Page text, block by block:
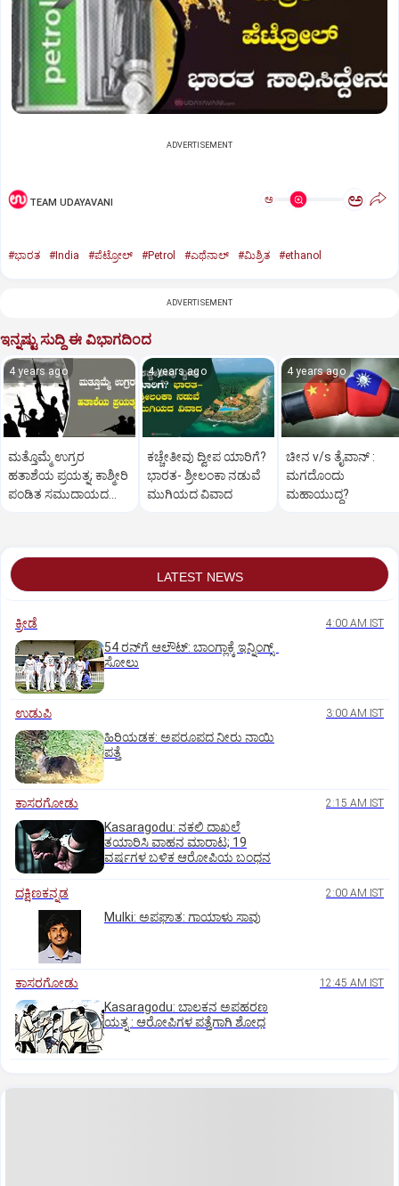
ADVERTISEMENT
TEAM UDAYAVANI ಅ ಅ
#ಭಾರತ #India #ಪೆಟ್ರೋಲ್‌ #Petrol #ಎಥೆನಾಲ್‌ #ಮಿಶ್ರಿತ #ethanol
ADVERTISEMENT
ಇನ್ನಷ್ಟು ಸುದ್ದಿ ಈ ವಿಭಾಗದಿಂದ
4 years ago
ಮತ್ತೊಮ್ಮೆ ಉಗ್ರರ
ಹತಾಶೆಯ ಪ್ರಯತ್ನ; ಕಾಶ್ಮೀರಿ
ಪಂಡಿತ ಸಮುದಾಯದ
4 years ago
ಕಚ್ಚೇತೀವು ದ್ವೀಪ ಯಾರಿಗೆ?
ಭಾರತ- ಶ್ರೀಲಂಕಾ ನಡುವೆ
ಮುಗಿಯದ ವಿವಾದ
4 years ago
ಚೀನ v/s ತೈವಾನ್‌ :
ಮಗದೊಂದು
ಮಹಾಯುದ್ಧ?
LATEST NEWS
ಕ್ರೀಡೆ 4:00 AM IST
54 ರನ್‌ಗೆ ಆಲೌಟ್‌: ಬಾಂಗ್ಲಾಕ್ಕೆ ಇನ್ನಿಂಗ್ಸ್‌
ಸೋಲು
ಉಡುಪಿ 3:00 AM IST
ಹಿರಿಯಡಕ: ಅಪರೂಪದ ನೀರು ನಾಯಿ
ಪತ್ತೆ
ಕಾಸರಗೋಡು 2:15 AM IST
Kasaragodu: ನಕಲಿ ದಾಖಲೆ
ತಯಾರಿಸಿ ವಾಹನ ಮಾರಾಟ; 19
ವರ್ಷಗಳ ಬಳಿಕ ಆರೋಪಿಯ ಬಂಧನ
ದಕ್ಷಿಣಕನ್ನಡ 2:00 AM IST
Mulki: ಅಪಘಾತ: ಗಾಯಾಳು ಸಾವು
ಕಾಸರಗೋಡು 12:45 AM IST
Kasaragodu: ಬಾಲಕನ ಅಪಹರಣ
ಯತ್ನ : ಆರೋಪಿಗಳ ಪತ್ತೆಗಾಗಿ ಶೋಧ